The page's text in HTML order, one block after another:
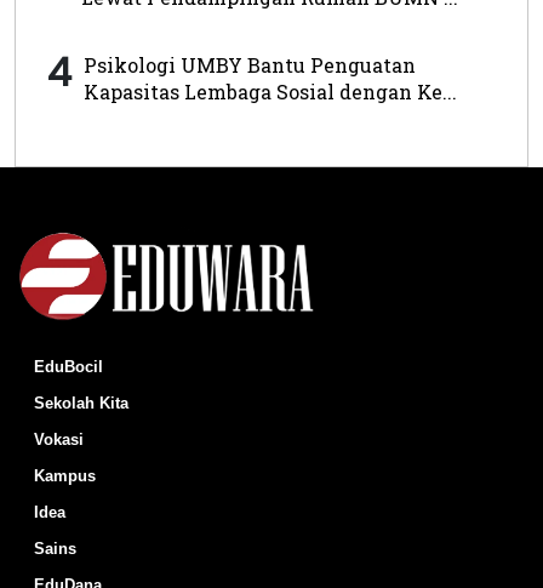
4 Psikologi UMBY Bantu Penguatan
Kapasitas Lembaga Sosial dengan Ke...
EduBocil
Sekolah Kita
Vokasi
Kampus
Idea
Sains